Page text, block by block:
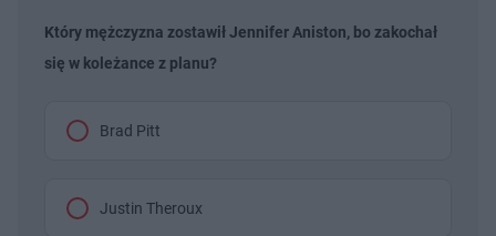
Który mężczyzna zostawił Jennifer Aniston, bo zakochał
się w koleżance z planu?
Brad Pitt
Justin Theroux